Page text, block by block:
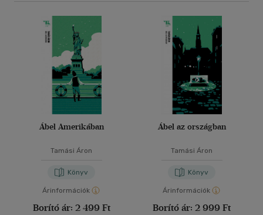
Ábel Amerikában
Tamási Áron
Könyv
Árinformációk
Borító ár: 2 499 Ft
Ábel az országban
Tamási Áron
Könyv
Árinformációk
Borító ár: 2 999 Ft